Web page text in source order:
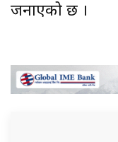
जनाएको छ ।